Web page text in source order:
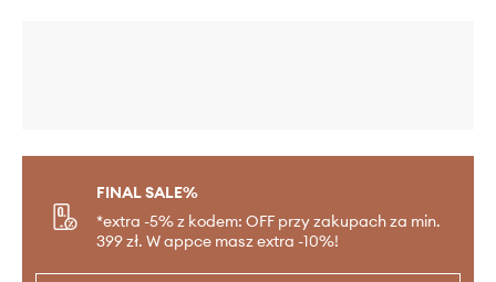
FINAL SALE%
*extra -5% z kodem: OFF przy zakupach za min.
399 zł. W appce masz extra -10%!